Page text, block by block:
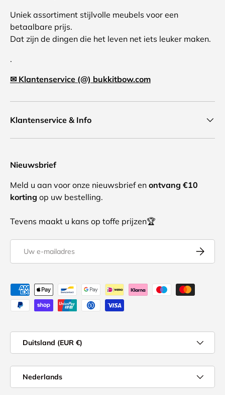
Uniek assortiment stijlvolle meubels voor een
betaalbare prijs.
Dat zijn de dingen die het leven net iets leuker maken.
.
✉ Klantenservice (@) bukkitbow.com
Klantenservice & Info
Nieuwsbrief
Meld u aan voor onze nieuwsbrief en ontvang €10
korting op uw bestelling.
Tevens maakt u kans op toffe prijzen🏆
Geaccepteerde betaalmethoden
Duitsland (EUR €)
Nederlands